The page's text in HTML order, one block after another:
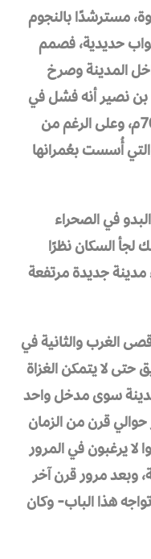
مسترشدًا بالنجوم
حديدية، فصمم
المدينة وصرخ
بن نصير أنه فشل في
تحقيق هدفه قرر أن يتخلى عنها، ويترك المدينة دون الاستيلاء عليها وكان ذلك عام 708م، وعلى الرغم من
أُسست بعُمرانها
في الصحراء
لجأ السكان نظرًا
مدينة جديدة مرتفعة
الغرب والثانية في
حتى لا يتمكن الغزاة
سوى مدخل واحد
قرن من الزمان
يرغبون في المرور
وبعد مرور قرن آخر
هذا الباب- وكان